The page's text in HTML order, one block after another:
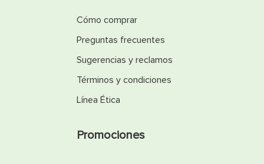
Cómo comprar
Preguntas frecuentes
Sugerencias y reclamos
Términos y condiciones
Línea Ética
Promociones